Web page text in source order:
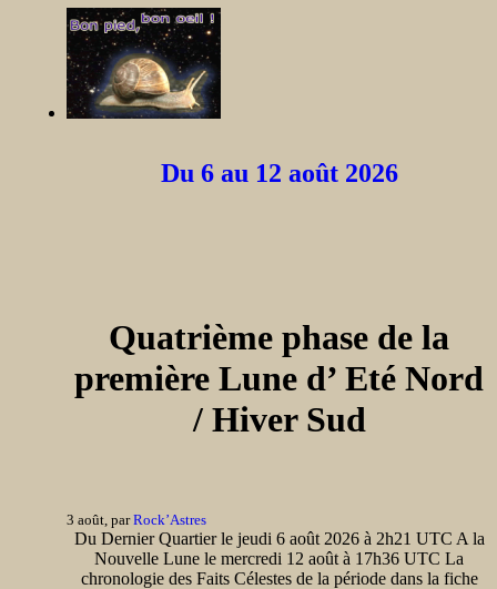
Du 6 au 12 août 2026
Quatrième phase de la
première Lune d’ Eté Nord
/ Hiver Sud
3 août, parRock’Astres
Du Dernier Quartier le jeudi 6 août 2026 à 2h21 UTC A la
Nouvelle Lune le mercredi 12 août à 17h36 UTC La
chronologie des Faits Célestes de la période dans la fiche